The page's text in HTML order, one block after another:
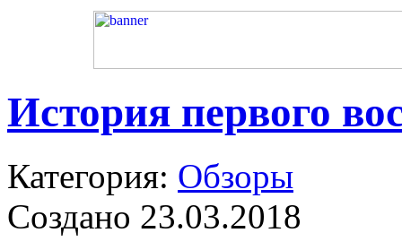
История первого
Категория: Обзоры
Создано 23.03.2018